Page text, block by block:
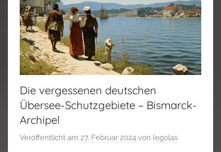
Die vergessenen deutschen
Übersee-Schutzgebiete – Bismarck-
Archipel
Veröffentlicht am 27. Februar 2024 von legolas